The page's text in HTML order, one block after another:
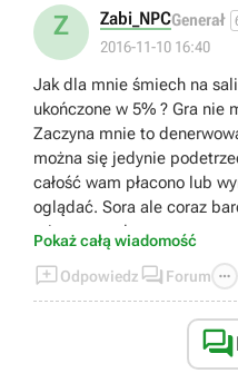
Z Zabi_NPCGenerał
2016-11-10 16:40
Jak dla mnie śmiech na
ukończone w 5% ? Gra nie
Zaczyna mnie to
można się jedynie
całość wam płacono lub
oglądać. Sora ale coraz
mi ten portal.
Pokaż całą wiadomość
Odpowiedz  Forum 
